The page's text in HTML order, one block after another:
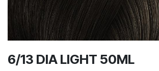
6/13 DIA LIGHT 50ML